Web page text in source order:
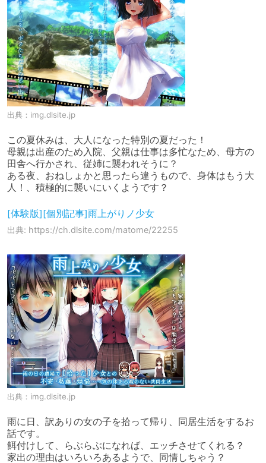
出典： img.dlsite.jp
この夏休みは、大人になった特別の夏だった！
母親は出産のため入院、父親は仕事は多忙なため、母方の
田舎へ行かされ、従姉に襲われそうに？
ある夜、おねしょかと思ったら違うもので、身体はもう大
人！、積極的に襲いにいくようです？
[体験版][個別記事]雨上がりノ少女
出典: https://ch.dlsite.com/matome/22255
出典： img.dlsite.jp
雨に日、訳ありの女の子を拾って帰り、同居生活をするお
話です。
餌付けして、らぶらぶになれば、エッチさせてくれる？
家出の理由はいろいろあるようで、同情しちゃう？